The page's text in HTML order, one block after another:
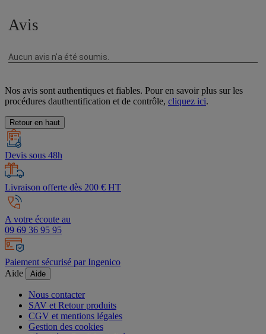
Nos avis sont authentiques et fiables. Pour en savoir plus sur les
procédures dauthentification et de contrôle, cliquez ici.
Retour en haut
Devis sous 48h
Livraison offerte dès 200 € HT
A votre écoute au
09 69 36 95 95
Paiement sécurisé par Ingenico
Aide
Aide
Nous contacter
SAV et Retour produits
CGV et mentions légales
Gestion des cookies